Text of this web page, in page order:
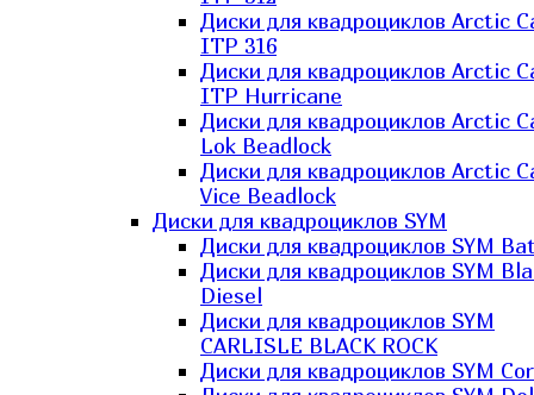
Диски для квадроциклов Arctic
ITP 316
Диски для квадроциклов Arctic
ITP Hurricane
Диски для квадроциклов Arctic
Lok Beadlock
Диски для квадроциклов Arctic
Vice Beadlock
Диски для квадроциклов SYM
Диски для квадроциклов SYM
Диски для квадроциклов SYM
Diesel
Диски для квадроциклов SYM
CARLISLE BLACK ROCK
Диски для квадроциклов SYM